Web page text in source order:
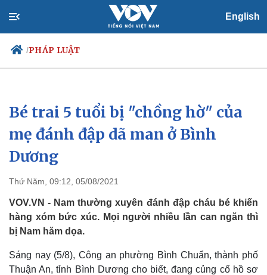
English
/PHÁP LUẬT
Chính trị
Tổ chức nhân sự
Quốc hội
Nhận diện sự thật
Xã hội
Tin 24h
Dự báo thời tiết
Bé trai 5 tuổi bị "chồng hờ" của
mẹ đánh đập dã man ở Bình
Dương
Thứ Năm, 09:12, 05/08/2021
VOV.VN - Nam thường xuyên đánh đập cháu bé khiến
hàng xóm bức xúc. Mọi người nhiều lần can ngăn thì
bị Nam hăm dọa.
Sáng nay (5/8), Công an phường Bình Chuẩn, thành phố
Thuận An, tỉnh Bình Dương cho biết, đang củng cố hồ sơ